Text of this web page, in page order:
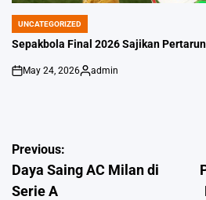
POSTED
IN
UNCATEGORIZED
Sepakbola Final 2026 Sajikan
on
May 24, 2026
Posted
admin
Post
navigation
Previous:
Daya Saing AC Milan di
Serie A